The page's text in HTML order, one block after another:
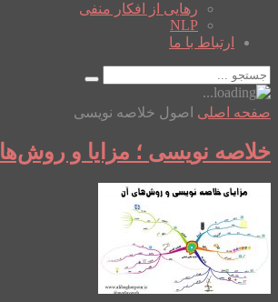
رهایی از افکار منفی
NLP
ارتباط با ما
صفحه اصلی اصول خلاصه نویسی
خلاصه نویسی ؛ مزایا و روش‌ها